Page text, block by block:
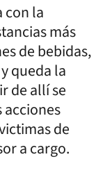
con la
más
de bebidas,
queda la
de allí se
de
a cargo.